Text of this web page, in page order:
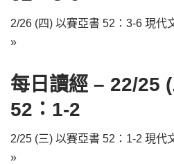
2/26 (四) 以賽亞書 52：3-6 現代
»
每日讀經 – 22/25
52：1-2
2/25 (三) 以賽亞書 52：1-2 現代
»